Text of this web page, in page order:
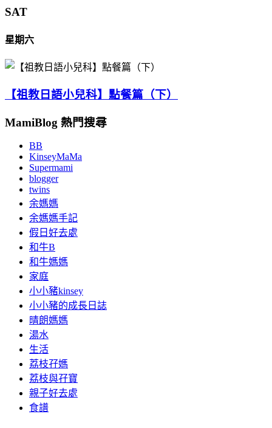
SAT
星期六
【祖教日語小兒科】點餐篇（下）
MamiBlog 熱門搜尋
BB
KinseyMaMa
Supermami
blogger
twins
余媽媽
余媽媽手記
假日好去處
和牛B
和牛媽媽
家庭
小小豬kinsey
小小豬的成長日誌
晴朗媽媽
湯水
生活
荔枝孖媽
荔枝與孖寶
親子好去處
食譜